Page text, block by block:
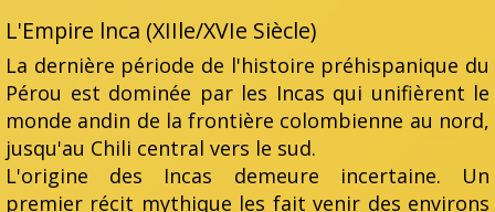
L'Empire lnca (XIIle/XVIe Siècle)
La dernière période de l'histoire préhispanique du
Pérou est dominée par les Incas qui unifièrent le
monde andin de la frontière colombienne au nord,
jusqu'au Chili central vers le sud.
L'origine des Incas demeure incertaine. Un
premier récit mythique les fait venir des environs